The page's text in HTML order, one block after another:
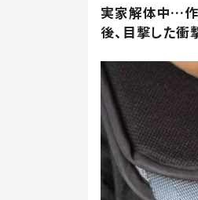
実家解体中…作
後、目撃した衝